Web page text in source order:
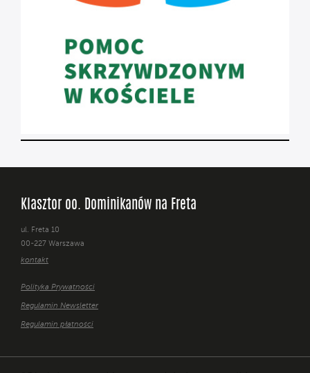
Klasztor oo. Dominikanów na Freta
ul. Freta 10
00-227 Warszawa
kontakt
Polityka Prywatności
Regulamin Newsletter
Regulamin płatności